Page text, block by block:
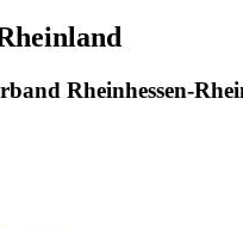
Rheinhessen-